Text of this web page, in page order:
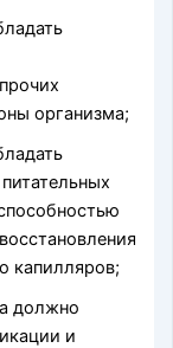
организма;
капилляров;
должно
и